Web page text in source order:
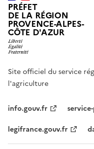
PRÉFET
DE LA RÉGION
PROVENCE-ALPES-
CÔTE D'AZUR
Site officiel du service
l'agriculture
info.gouv.fr
legifrance.gouv.fr